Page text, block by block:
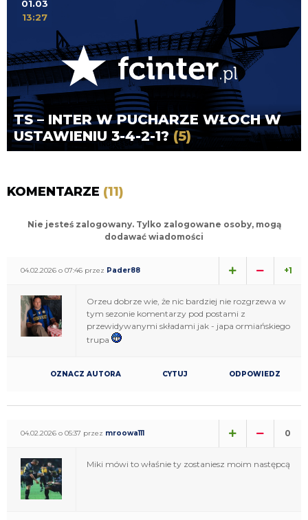
TS – INTER W PUCHARZE WŁOCH W
USTAWIENIU 3-4-2-1?(5)
01.03
13:27
KOMENTARZE (11)
Nie jesteś zalogowany. Tylko zalogowane osoby, mogą
dodawać wiadomości
04.02.2026 o 07:46 przez Pader88 +1
Orzeu dobrze wie, że nic bardziej nie rozgrzewa w
tym sezonie komentarzy pod postami z
przewidywanymi składami jak - japa ormiańskiego
trupa
OZNACZ AUTORA CYTUJ ODPOWIEDZ
04.02.2026 o 05:37 przez mroowa111 0
Miki mówi to właśnie ty zostaniesz moim następcą